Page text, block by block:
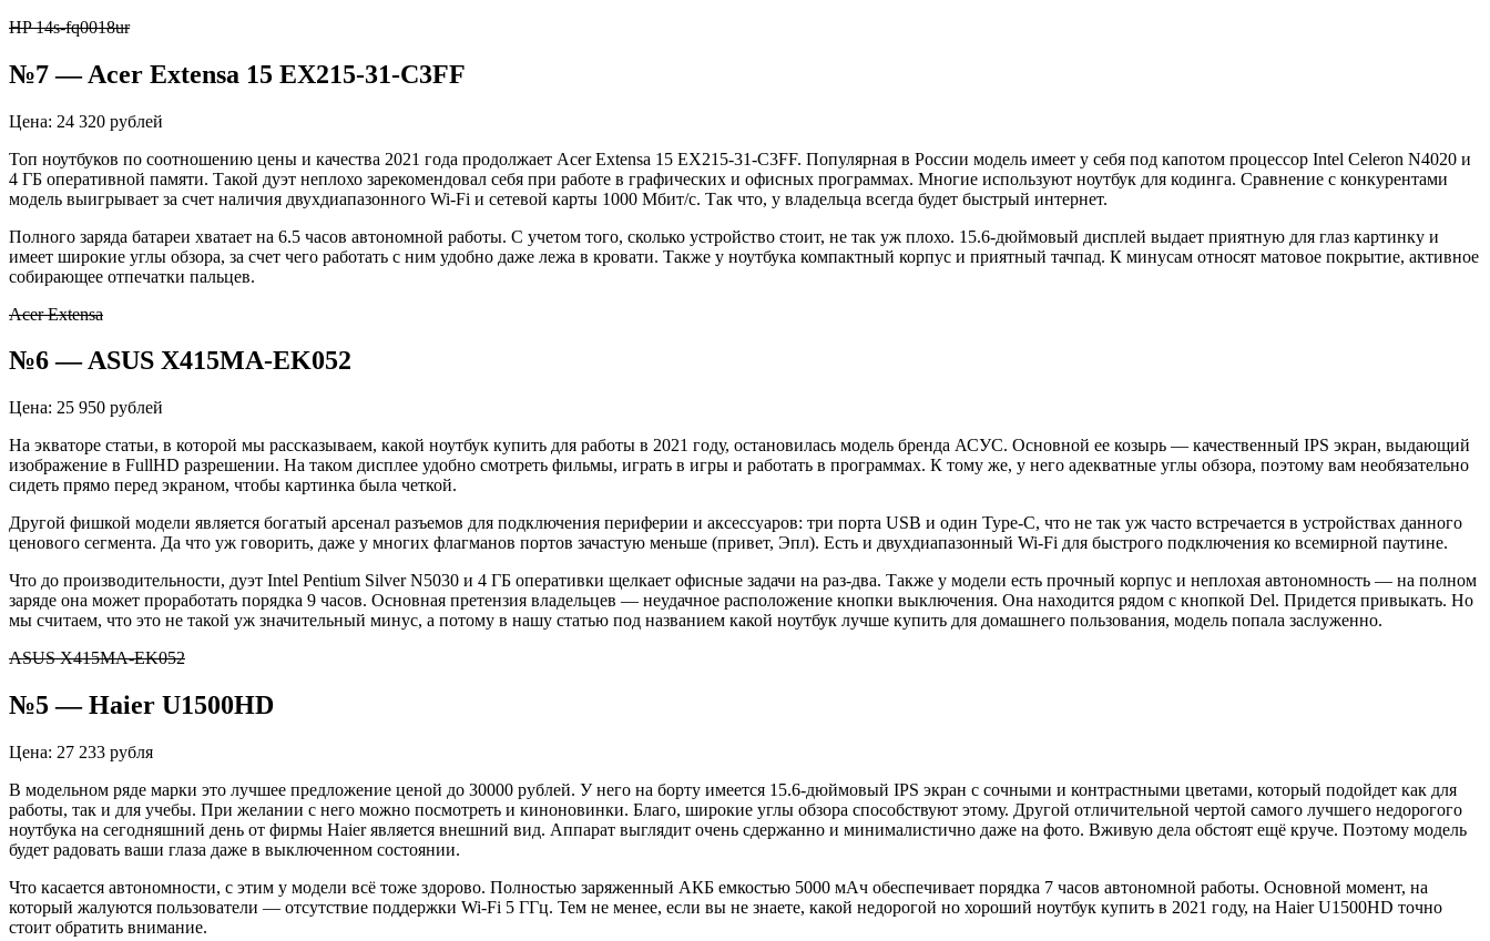
HP 14s-fq0018ur
№7 — Acer Extensa 15 EX215-31-C3FF
Цена: 24 320 рублей
Топ ноутбуков по соотношению цены и качества 2021 года продолжает Acer Extensa 15 EX215-31-C3FF. Популярная в России модель имеет у себя под капотом процессор Intel Celeron N4020 и
4 ГБ оперативной памяти. Такой дуэт неплохо зарекомендовал себя при работе в графических и офисных программах. Многие используют ноутбук для кодинга. Сравнение с конкурентами
модель выигрывает за счет наличия двухдиапазонного Wi-Fi и сетевой карты 1000 Мбит/с. Так что, у владельца всегда будет быстрый интернет.
Полного заряда батареи хватает на 6.5 часов автономной работы. С учетом того, сколько устройство стоит, не так уж плохо. 15.6-дюймовый дисплей выдает приятную для глаз картинку и
имеет широкие углы обзора, за счет чего работать с ним удобно даже лежа в кровати. Также у ноутбука компактный корпус и приятный тачпад. К минусам относят матовое покрытие, активное
собирающее отпечатки пальцев.
Acer Extensa
№6 — ASUS X415MA-EK052
Цена: 25 950 рублей
На экваторе статьи, в которой мы рассказываем, какой ноутбук купить для работы в 2021 году, остановилась модель бренда АСУС. Основной ее козырь — качественный IPS экран, выдающий
изображение в FullHD разрешении. На таком дисплее удобно смотреть фильмы, играть в игры и работать в программах. К тому же, у него адекватные углы обзора, поэтому вам необязательно
сидеть прямо перед экраном, чтобы картинка была четкой.
Другой фишкой модели является богатый арсенал разъемов для подключения периферии и аксессуаров: три порта USB и один Type-C, что не так уж часто встречается в устройствах данного
ценового сегмента. Да что уж говорить, даже у многих флагманов портов зачастую меньше (привет, Эпл). Есть и двухдиапазонный Wi-Fi для быстрого подключения ко всемирной паутине.
Что до производительности, дуэт Intel Pentium Silver N5030 и 4 ГБ оперативки щелкает офисные задачи на раз-два. Также у модели есть прочный корпус и неплохая автономность — на полном
заряде она может проработать порядка 9 часов. Основная претензия владельцев — неудачное расположение кнопки выключения. Она находится рядом с кнопкой Del. Придется привыкать. Но
мы считаем, что это не такой уж значительный минус, а потому в нашу статью под названием какой ноутбук лучше купить для домашнего пользования, модель попала заслуженно.
ASUS X415MA-EK052
№5 — Haier U1500HD
Цена: 27 233 рубля
В модельном ряде марки это лучшее предложение ценой до 30000 рублей. У него на борту имеется 15.6-дюймовый IPS экран с сочными и контрастными цветами, который подойдет как для
работы, так и для учебы. При желании с него можно посмотреть и киноновинки. Благо, широкие углы обзора способствуют этому. Другой отличительной чертой самого лучшего недорогого
ноутбука на сегодняшний день от фирмы Haier является внешний вид. Аппарат выглядит очень сдержанно и минималистично даже на фото. Вживую дела обстоят ещё круче. Поэтому модель
будет радовать ваши глаза даже в выключенном состоянии.
Что касается автономности, с этим у модели всё тоже здорово. Полностью заряженный АКБ емкостью 5000 мАч обеспечивает порядка 7 часов автономной работы. Основной момент, на
который жалуются пользователи — отсутствие поддержки Wi-Fi 5 ГГц. Тем не менее, если вы не знаете, какой недорогой но хороший ноутбук купить в 2021 году, на Haier U1500HD точно
стоит обратить внимание.